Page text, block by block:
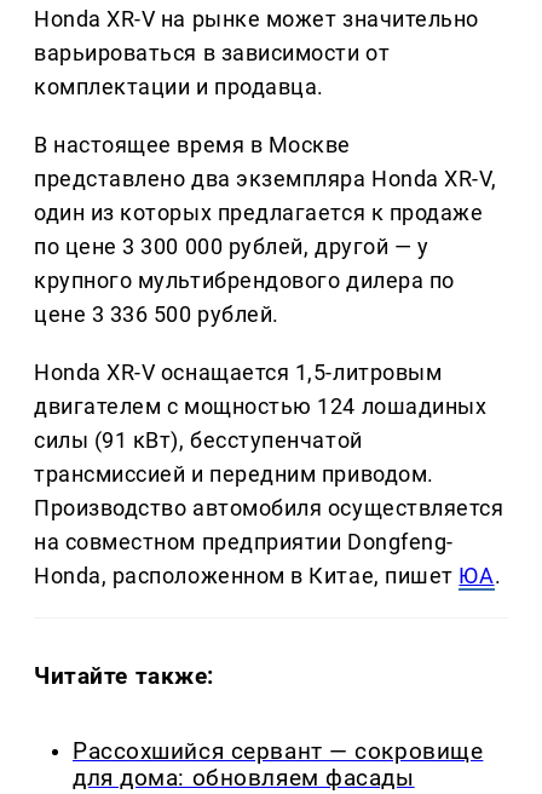
Honda XR-V на рынке может значительно
варьироваться в зависимости от
комплектации и продавца.
В настоящее время в Москве
представлено два экземпляра Honda XR-V,
один из которых предлагается к продаже
по цене 3 300 000 рублей, другой — у
крупного мультибрендового дилера по
цене 3 336 500 рублей.
Honda XR-V оснащается 1,5-литровым
двигателем с мощностью 124 лошадиных
силы (91 кВт), бесступенчатой
трансмиссией и передним приводом.
Производство автомобиля осуществляется
на совместном предприятии Dongfeng-
Honda, расположенном в Китае, пишет ЮА.
Читайте также:
Рассохшийся сервант — сокровище
для дома: обновляем фасады